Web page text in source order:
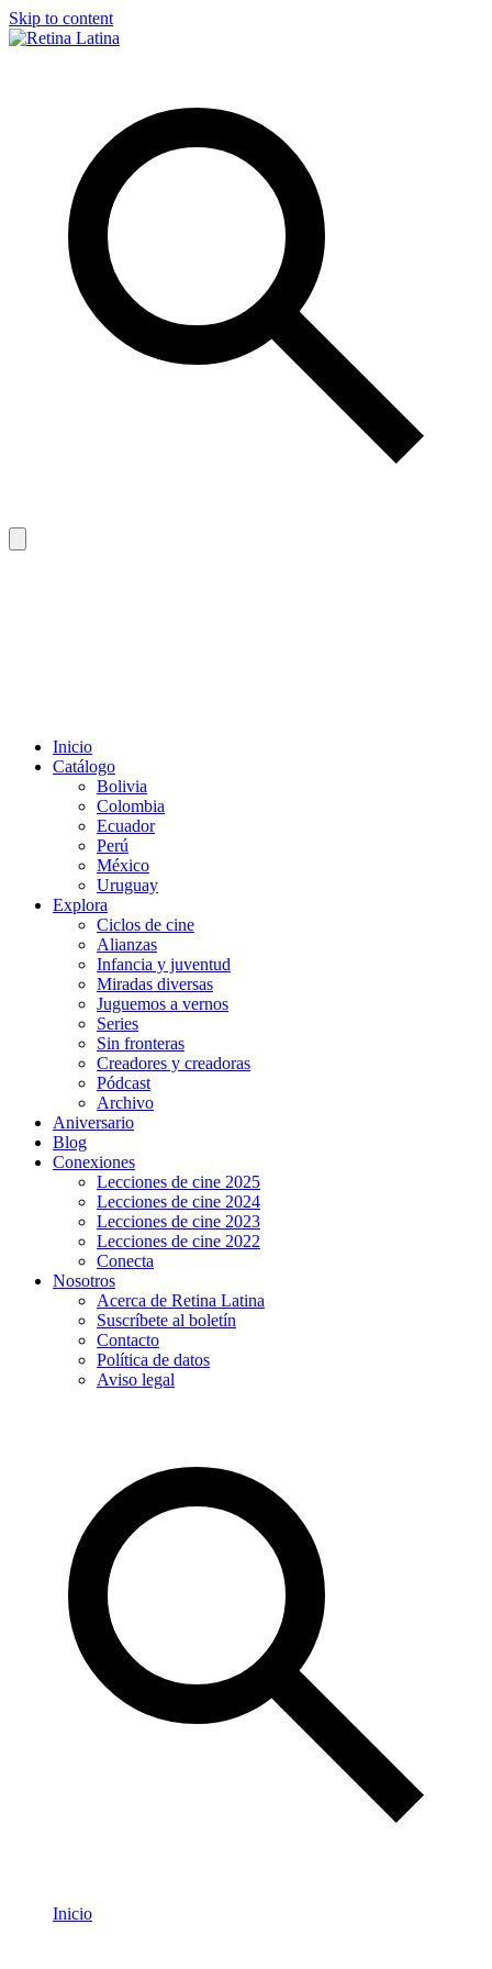
Skip to content
Inicio
Catálogo
Bolivia
Colombia
Ecuador
Perú
México
Uruguay
Explora
Ciclos de cine
Alianzas
Infancia y juventud
Miradas diversas
Juguemos a vernos
Series
Sin fronteras
Creadores y creadoras
Pódcast
Archivo
Aniversario
Blog
Conexiones
Lecciones de cine 2025
Lecciones de cine 2024
Lecciones de cine 2023
Lecciones de cine 2022
Conecta
Nosotros
Acerca de Retina Latina
Suscríbete al boletín
Contacto
Política de datos
Aviso legal
Inicio